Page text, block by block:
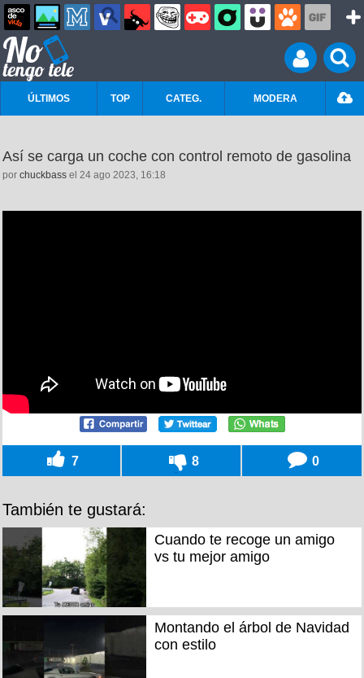
ÚLTIMOS TOP CATEG. MODERA
Así se carga un coche con control remoto de gasolina
por chuckbass el 24 ago 2023, 16:18
7 8 0
También te gustará:
Cuando te recoge un amigo
vs tu mejor amigo
Montando el árbol de Navidad
con estilo